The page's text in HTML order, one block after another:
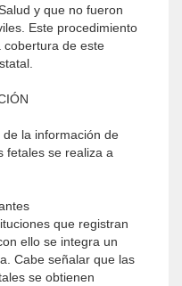
y que no fueron
Este procedimiento
cobertura de este
la información de
fetales se realiza a
que registran
ello se integra un
Cabe señalar que las
se obtienen